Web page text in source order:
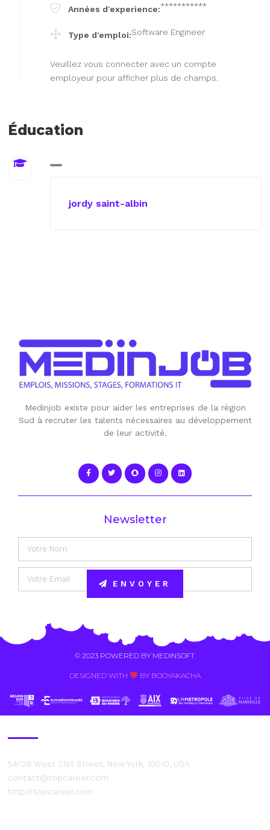
Années d'experience:***********
Type d'emploi:Software Engineer
Veuillez vous connecter avec un compte
employeur pour afficher plus de champs.
Éducation
jordy saint-albin
Medinjob existe pour aider les entreprises de la région
Sud à recruter les talents nécessaires au développement
de leur activité.
Newsletter
ENVOYER
© 2023 POWERED BY MEDINSOFT.
DESIGNED WITH BY BOOYAKACHA​
54/29 West 21st Street, New York, 10010, USA
contact@topcareer.com
http://topcareer.com